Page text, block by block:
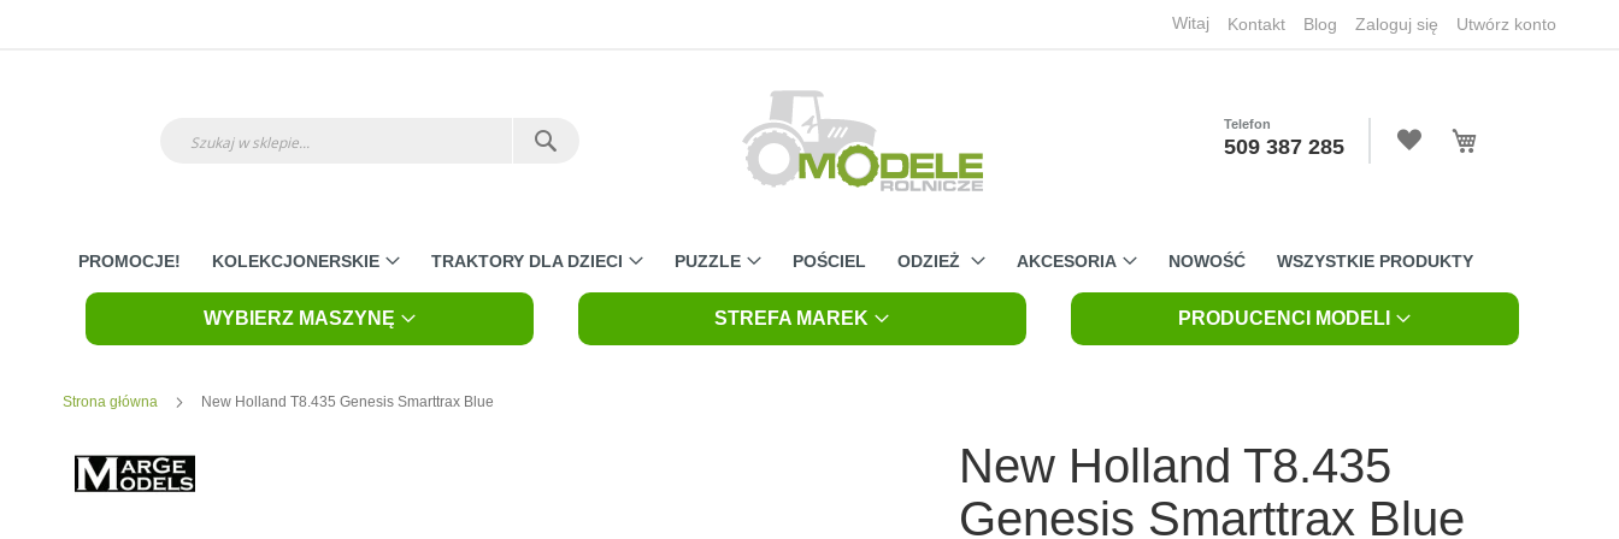
Witaj Kontakt Blog Zaloguj się Utwórz konto
Telefon
509 387 285
PROMOCJE! KOLEKCJONERSKIE TRAKTORY DLA DZIECI PUZZLE POŚCIEL ODZIEŻ AKCESORIA NOWOŚĆ WSZYSTKIE PRODUKTY
WYBIERZ MASZYNĘ STREFA MAREK PRODUCENCI MODELI
Strona główna New Holland T8.435 Genesis Smarttrax Blue
the
New Holland T8.435
Genesis Smarttrax Blue